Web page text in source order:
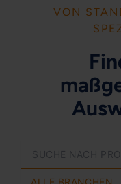
VON